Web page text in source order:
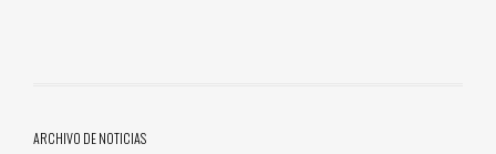
ARCHIVO DE NOTICIAS